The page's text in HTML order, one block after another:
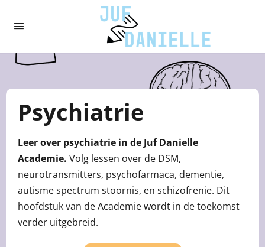
Psychiatrie
Leer over psychiatrie in de Juf Danielle
Academie. Volg lessen over de DSM,
neurotransmitters, psychofarmaca, dementie,
autisme spectrum stoornis, en schizofrenie. Dit
hoofdstuk van de Academie wordt in de toekomst
verder uitgebreid.